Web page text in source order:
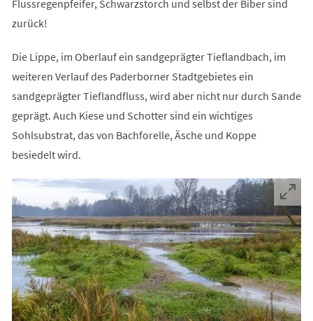
Flussregenpfeifer, Schwarzstorch und selbst der Biber sind
zurück!
Die Lippe, im Oberlauf ein sandgeprägter Tieflandbach, im
weiteren Verlauf des Paderborner Stadtgebietes ein
sandgeprägter Tieflandfluss, wird aber nicht nur durch Sande
geprägt. Auch Kiese und Schotter sind ein wichtiges
Sohlsubstrat, das von Bachforelle, Äsche und Koppe
besiedelt wird.